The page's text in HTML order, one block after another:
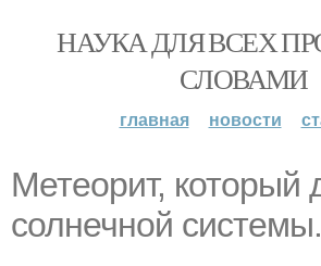
НАУКА ДЛЯ ВСЕХ
СЛОВАМИ
главная новости
Метеорит, который
солнечной системы.